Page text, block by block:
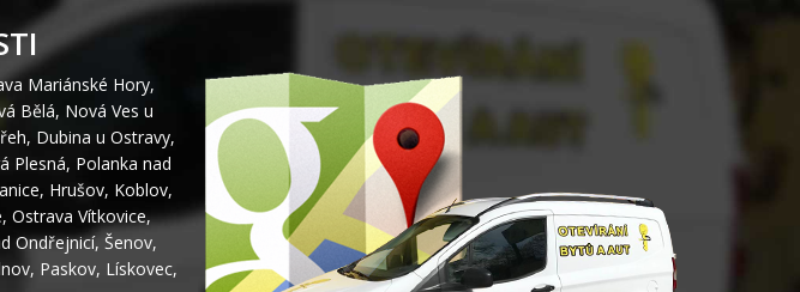
Mariánské Hory,
Bělá, Nová Ves u
, Dubina u Ostravy,
Plesná, Polanka nad
, Hrušov, Koblov,
, Ostrava Vítkovice,
Ondřejnicí, Šenov,
, Paskov, Lískovec,